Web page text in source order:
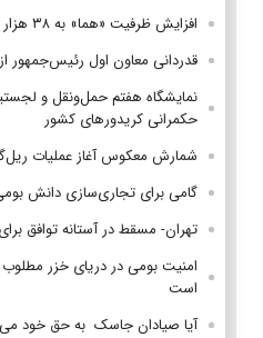
افزایش ظرفیت «هما» به ۳۸ هزار صندلی در اربعین ۱۴۰۵
قدردانی معاون اول رئیس‌جمهور
نمایشگاه هفتم حمل‌ونقل و
حکمرانی کریدورهای کشور
شمارش معکوس آغاز عملیات
گامی برای تجاری‌سازی دانش
تهران- مسقط در آستانه توافق
امنیت بومی در دریای خزر
است
آیا صیادان جاسک به حق خود